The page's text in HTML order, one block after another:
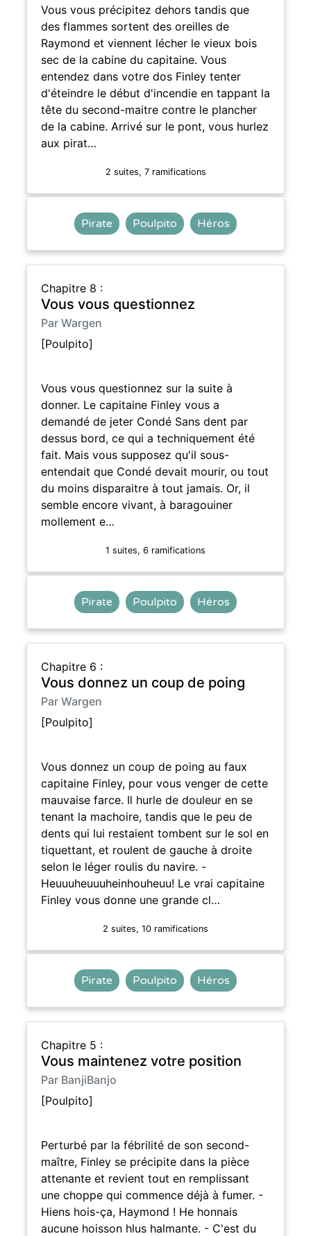
Vous vous précipitez dehors tandis que
des flammes sortent des oreilles de
Raymond et viennent lécher le vieux bois
sec de la cabine du capitaine. Vous
entendez dans votre dos Finley tenter
d'éteindre le début d'incendie en tappant la
tête du second-maitre contre le plancher
de la cabine. Arrivé sur le pont, vous hurlez
aux pirat…
2 suites, 7 ramifications
Pirate Poulpito Héros
Chapitre 8 :
Vous vous questionnez
Par Wargen
[Poulpito]
Vous vous questionnez sur la suite à
donner. Le capitaine Finley vous a
demandé de jeter Condé Sans dent par
dessus bord, ce qui a techniquement été
fait. Mais vous supposez qu'il sous-
entendait que Condé devait mourir, ou tout
du moins disparaitre à tout jamais. Or, il
semble encore vivant, à baragouiner
mollement e…
1 suites, 6 ramifications
Pirate Poulpito Héros
Chapitre 6 :
Vous donnez un coup de poing
Par Wargen
[Poulpito]
Vous donnez un coup de poing au faux
capitaine Finley, pour vous venger de cette
mauvaise farce. Il hurle de douleur en se
tenant la machoire, tandis que le peu de
dents qui lui restaient tombent sur le sol en
tiquettant, et roulent de gauche à droite
selon le léger roulis du navire. -
Heuuuheuuuheinhouheuu! Le vrai capitaine
Finley vous donne une grande cl…
2 suites, 10 ramifications
Pirate Poulpito Héros
Chapitre 5 :
Vous maintenez votre position
Par BanjiBanjo
[Poulpito]
Perturbé par la fébrilité de son second-
maître, Finley se précipite dans la pièce
attenante et revient tout en remplissant
une choppe qui commence déjà à fumer. -
Hiens hois-ça, Haymond ! He honnais
aucune hoisson hlus halmante. - C'est du